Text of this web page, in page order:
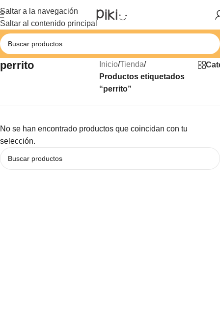
Saltar a la navegación
Saltar al contenido principal
perrito Inicio/Tienda/
Productos etiquetados
“perrito”
No se han encontrado productos que coincidan con tu
selección.